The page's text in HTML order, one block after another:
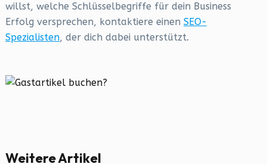
willst, welche Schlüsselbegriffe für dein Business
Erfolg versprechen, kontaktiere einen SEO-
Spezialisten, der dich dabei unterstützt.
Weitere Artikel